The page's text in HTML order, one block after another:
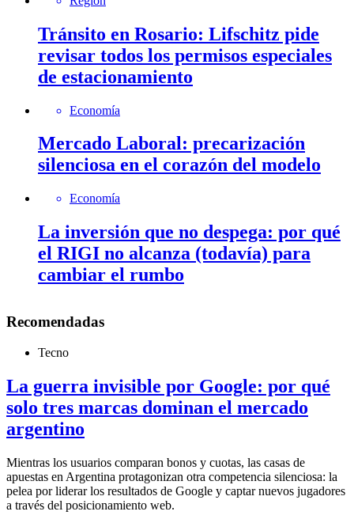
Tránsito en Rosario: Lifschitz pide
revisar todos los permisos especiales
de estacionamiento
Economía
Mercado Laboral: precarización
silenciosa en el corazón del modelo
Economía
La inversión que no despega: por qué
el RIGI no alcanza (todavía) para
cambiar el rumbo
Recomendadas
Tecno
La guerra invisible por Google: por qué
solo tres marcas dominan el mercado
argentino
Mientras los usuarios comparan bonos y cuotas, las casas de
apuestas en Argentina protagonizan otra competencia silenciosa: la
pelea por liderar los resultados de Google y captar nuevos jugadores
a través del posicionamiento web.